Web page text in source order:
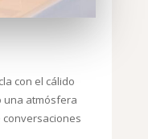
con el cálido
una atmósfera